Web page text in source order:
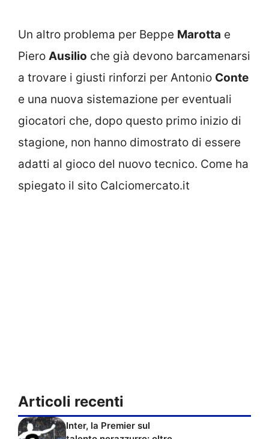
Un altro problema per Beppe Marotta e
Piero Ausilio che già devono barcamenarsi
a trovare i giusti rinforzi per Antonio Conte
e una nuova sistemazione per eventuali
giocatori che, dopo questo primo inizio di
stagione, non hanno dimostrato di essere
adatti al gioco del nuovo tecnico. Come ha
spiegato il sito Calciomercato.it
Articoli recenti
Inter, la Premier sul